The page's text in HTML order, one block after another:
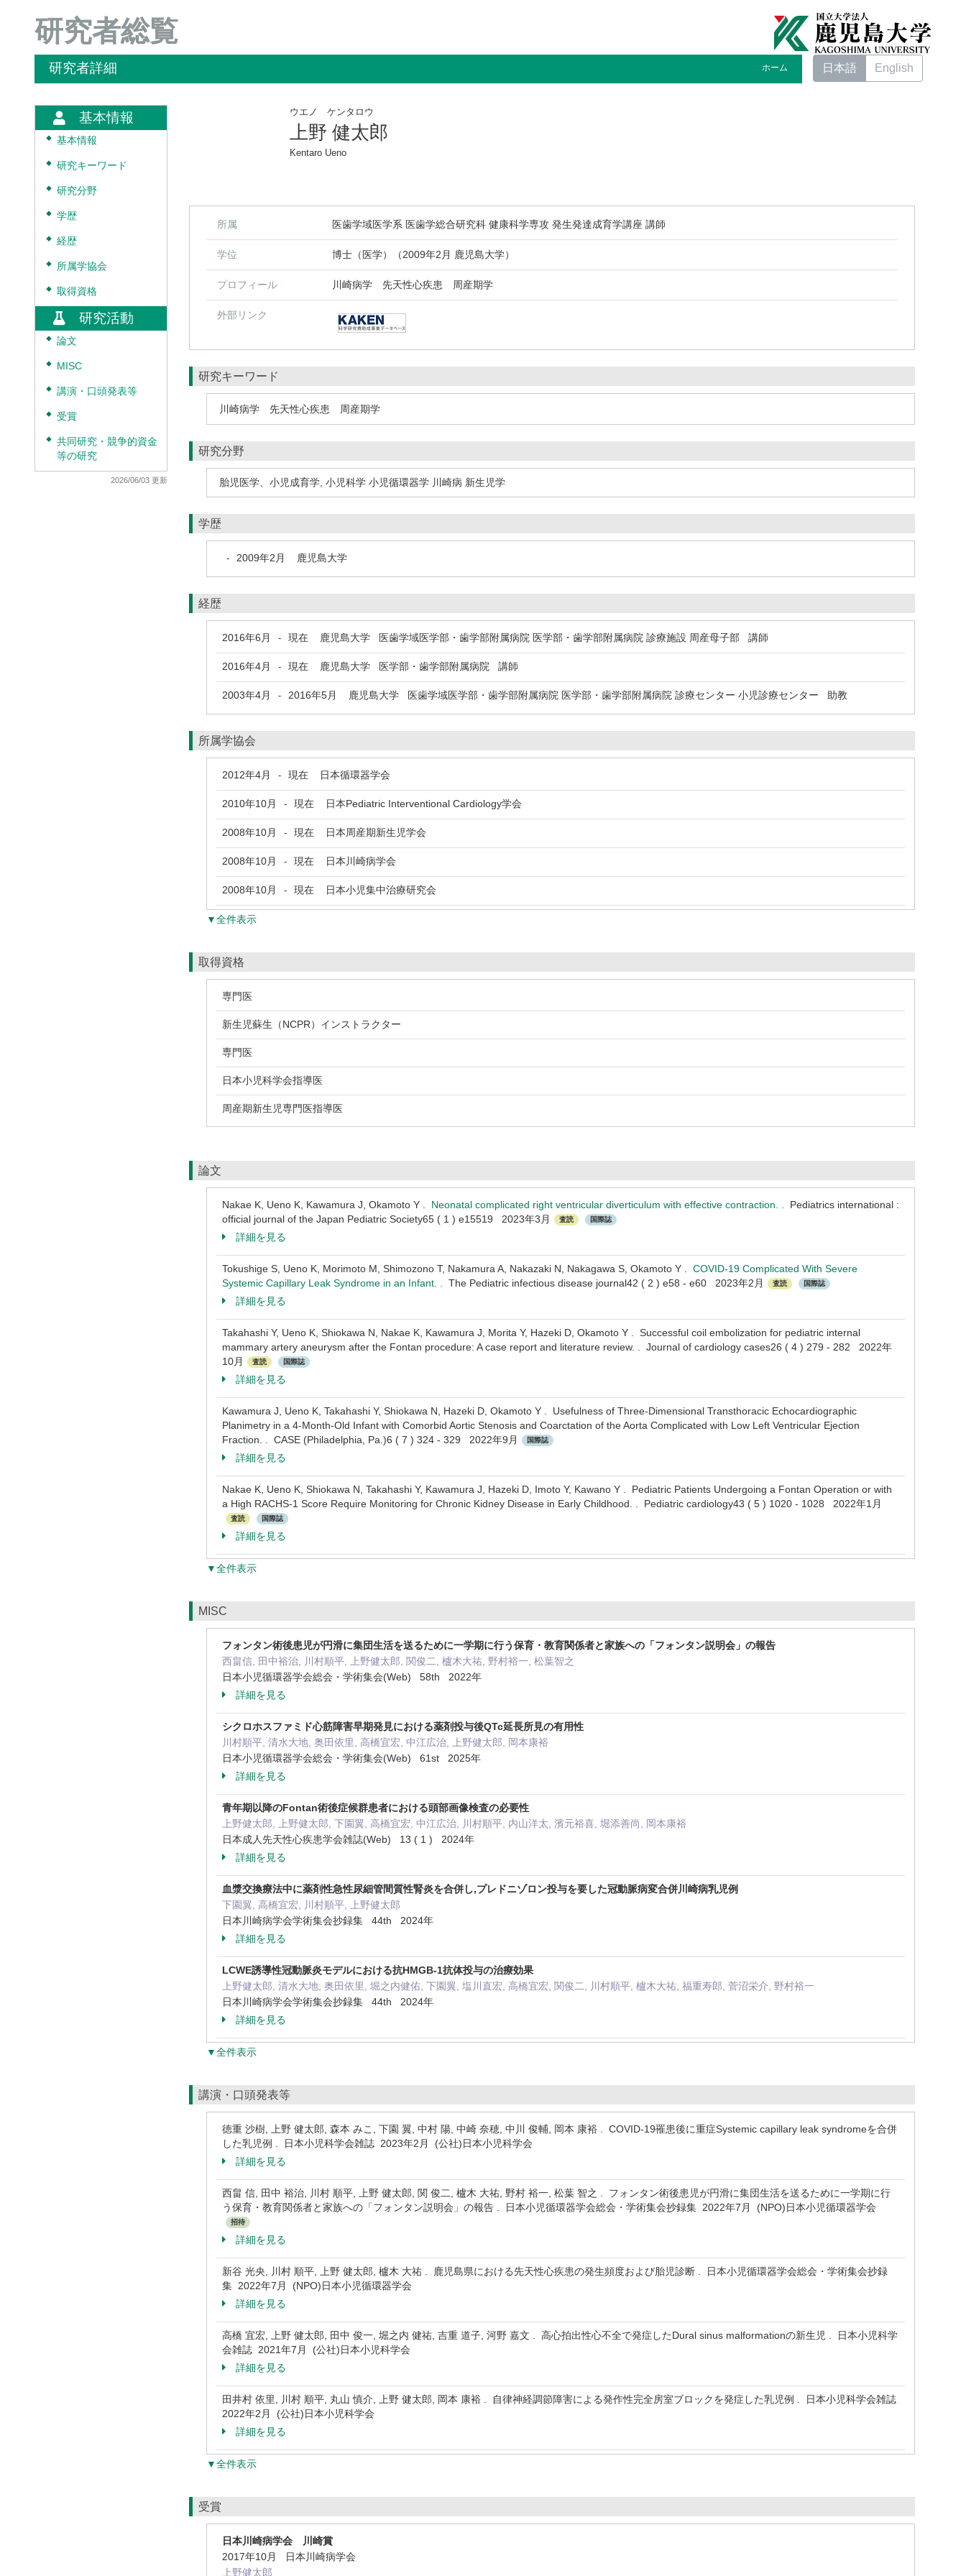
研究者総覧
研究者詳細 ホーム 日本語 English
基本情報
◆ 基本情報
◆ 研究キーワード
◆ 研究分野
◆ 学歴
◆ 経歴
◆ 所属学協会
◆ 取得資格
研究活動
◆ 論文
◆ MISC
◆ 講演・口頭発表等
◆ 受賞
◆
共同研究・競争的資金
等の研究
2026/06/03 更新
ウエノ ケンタロウ
上野 健太郎
Kentaro Ueno
所属 医歯学域医学系 医歯学総合研究科 健康科学専攻 発生発達成育学講座 講師
学位 博士（医学）（2009年2月 鹿児島大学）
プロフィール 川崎病学 先天性心疾患 周産期学
外部リンク
研究キーワード
川崎病学 先天性心疾患 周産期学
研究分野
胎児医学、小児成育学 小児科学 小児循環器学 川崎病 新生児学
学歴
- 2009年2月 鹿児島大学
経歴
2016年6月 - 現在 鹿児島大学 医歯学域医学部・歯学部附属病院 医学部・歯学部附属病院 診療施設 周産母子部 講師
2016年4月 - 現在 鹿児島大学 医学部・歯学部附属病院 講師
2003年4月 - 2016年5月 鹿児島大学 医歯学域医学部・歯学部附属病院 医学部・歯学部附属病院 診療センター 小児診療センター 助教
所属学協会
2012年4月 - 現在 日本循環器学会
2010年10月 - 現在 日本Pediatric Interventional Cardiology学会
2008年10月 - 現在 日本周産期新生児学会
2008年10月 - 現在 日本川崎病学会
2008年10月 - 現在 日本小児集中治療研究会
▼全件表示
取得資格
専門医
新生児蘇生（NCPR）インストラクター
専門医
日本小児科学会指導医
周産期新生児専門医指導医
論文
Nakae K, Ueno K, Kawamura J, Okamoto Y . Neonatal complicated right ventricular diverticulum with effective contraction. . Pediatrics international :
official journal of the Japan Pediatric Society65 ( 1 ) e15519 2023年3月
査読 国際誌
詳細を見る
Tokushige S, Ueno K, Morimoto M, Shimozono T, Nakamura A, Nakazaki N, Nakagawa S, Okamoto Y . COVID-19 Complicated With Severe
Systemic Capillary Leak Syndrome in an Infant. . The Pediatric infectious disease journal42 ( 2 ) e58 - e60 2023年2月 査読 国際誌
詳細を見る
Takahashi Y, Ueno K, Shiokawa N, Nakae K, Kawamura J, Morita Y, Hazeki D, Okamoto Y . Successful coil embolization for pediatric internal
mammary artery aneurysm after the Fontan procedure: A case report and literature review. . Journal of cardiology cases26 ( 4 ) 279 - 282 2022年
10月
査読 国際誌
詳細を見る
Kawamura J, Ueno K, Takahashi Y, Shiokawa N, Hazeki D, Okamoto Y . Usefulness of Three-Dimensional Transthoracic Echocardiographic
Planimetry in a 4-Month-Old Infant with Comorbid Aortic Stenosis and Coarctation of the Aorta Complicated with Low Left Ventricular Ejection
Fraction. . CASE (Philadelphia, Pa.)6 ( 7 ) 324 - 329 2022年9月
国際誌
詳細を見る
Nakae K, Ueno K, Shiokawa N, Takahashi Y, Kawamura J, Hazeki D, Imoto Y, Kawano Y . Pediatric Patients Undergoing a Fontan Operation or with
a High RACHS-1 Score Require Monitoring for Chronic Kidney Disease in Early Childhood. . Pediatric cardiology43 ( 5 ) 1020 - 1028 2022年1月
査読 国際誌
詳細を見る
▼全件表示
MISC
フォンタン術後患児が円滑に集団生活を送るために一学期に行う保育・教育関係者と家族への「フォンタン説明会」の報告
西畠信, 田中裕治, 川村順平, 上野健太郎, 関俊二, 櫨木大祐, 野村裕一, 松葉智之
日本小児循環器学会総会・学術集会(Web) 58th 2022年
詳細を見る
シクロホスファミド心筋障害早期発見における薬剤投与後QTc延長所見の有用性
川村順平, 清水大地, 奥田依里, 高橋宜宏, 中江広治, 上野健太郎, 岡本康裕
日本小児循環器学会総会・学術集会(Web) 61st 2025年
詳細を見る
青年期以降のFontan術後症候群患者における頭部画像検査の必要性
上野健太郎, 上野健太郎, 下園翼, 高橋宜宏, 中江広治, 川村順平, 内山洋太, 濱元裕喜, 堀添善尚, 岡本康裕
日本成人先天性心疾患学会雑誌(Web) 13 ( 1 ) 2024年
詳細を見る
血漿交換療法中に薬剤性急性尿細管間質性腎炎を合併し,プレドニゾロン投与を要した冠動脈病変合併川崎病乳児例
下園翼, 高橋宜宏, 川村順平, 上野健太郎
日本川崎病学会学術集会抄録集 44th 2024年
詳細を見る
LCWE誘導性冠動脈炎モデルにおける抗HMGB-1抗体投与の治療効果
上野健太郎, 清水大地, 奥田依里, 堀之内健佑, 下園翼, 塩川直宏, 高橋宜宏, 関俊二, 川村順平, 櫨木大祐, 福重寿郎, 菅沼栄介, 野村裕一
日本川崎病学会学術集会抄録集 44th 2024年
詳細を見る
▼全件表示
講演・口頭発表等
徳重 沙樹, 上野 健太郎, 森本 みこ, 下園 翼, 中村 陽, 中崎 奈穂, 中川 俊輔, 岡本 康裕 . COVID-19罹患後に重症Systemic capillary leak syndromeを合併
した乳児例 . 日本小児科学会雑誌 2023年2月 (公社)日本小児科学会
詳細を見る
西畠 信, 田中 裕治, 川村 順平, 上野 健太郎, 関 俊二, 櫨木 大祐, 野村 裕一, 松葉 智之 . フォンタン術後患児が円滑に集団生活を送るために一学期に行
う保育・教育関係者と家族への「フォンタン説明会」の報告 . 日本小児循環器学会総会・学術集会抄録集 2022年7月 (NPO)日本小児循環器学会
招待
詳細を見る
新谷 光央, 川村 順平, 上野 健太郎, 櫨木 大祐 . 鹿児島県における先天性心疾患の発生頻度および胎児診断 . 日本小児循環器学会総会・学術集会抄録
集 2022年7月 (NPO)日本小児循環器学会
詳細を見る
高橋 宜宏, 上野 健太郎, 田中 俊一, 堀之内 健祐, 吉重 道子, 河野 嘉文 . 高心拍出性心不全で発症したDural sinus malformationの新生児 . 日本小児科学
会雑誌 2021年7月 (公社)日本小児科学会
詳細を見る
田井村 依里, 川村 順平, 丸山 慎介, 上野 健太郎, 岡本 康裕 . 自律神経調節障害による発作性完全房室ブロックを発症した乳児例 . 日本小児科学会雑誌
2022年2月 (公社)日本小児科学会
詳細を見る
▼全件表示
受賞
日本川崎病学会 川崎賞
2017年10月 日本川崎病学会
上野健太郎